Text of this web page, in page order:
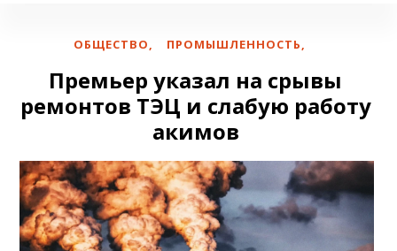
ОБЩЕСТВО, ПРОМЫШЛЕННОСТЬ,
Премьер указал на срывы
ремонтов ТЭЦ и слабую работу
акимов